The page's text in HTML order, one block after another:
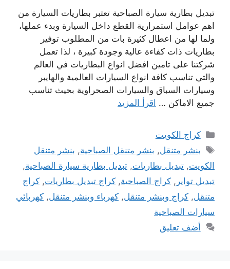
تبديل بطارية سيارة الصباحية تعتبر بطاريات السيارة من
اهم عوامل استمرارية القطع داخل السيارة وبدء عملها،
ولما لها من اعطال كثيرة بات من المطلوب توفير
بطاريات ذات كفاءة عالية وجودة كبيرة ، لذا تعمل
شركتنا على تامين افضل انواع البطاريات في العالم
والتي تناسب كافة انواع السيارات العالمية والهايبر
وسيارات السباق والسيارات الصحراوية بحيث تناسب
جميع الاماكن … اقرأ المزيد
التصنيفات
كراج الكويت
الوسوم
بنشر متنقل, بنشر متنقل الصباحية, بنشر متنقل
الكويت, تبديل بطاريات, تبديل بطارية سيارة الصباحية,
تبديل تواير , كراج الصباحية, كراج تبديل بطاريات, كراج
متنقل, كراج وبنشر متنقل, كهرباء وبنشر متنقل, كهربائي
سيارات الصباحية
أضف تعليق